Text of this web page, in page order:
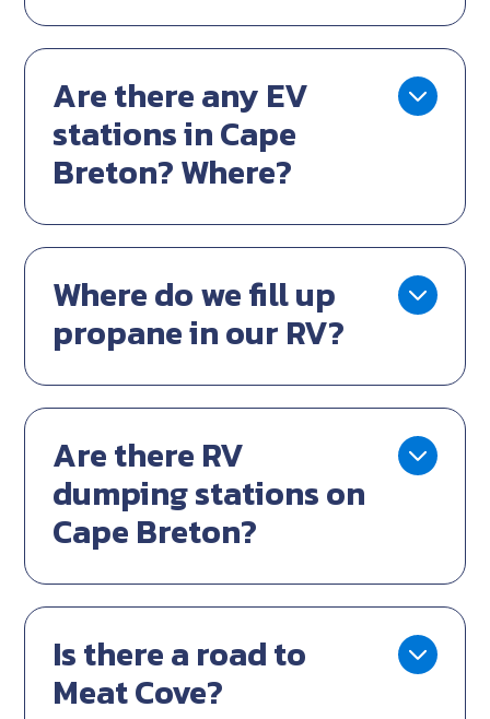
Are there any EV
stations in Cape
Breton? Where?
Where do we fill up
propane in our RV?
Are there RV
dumping stations on
Cape Breton?
Is there a road to
Meat Cove?